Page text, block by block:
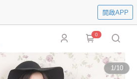
開啟APP
0
1/10